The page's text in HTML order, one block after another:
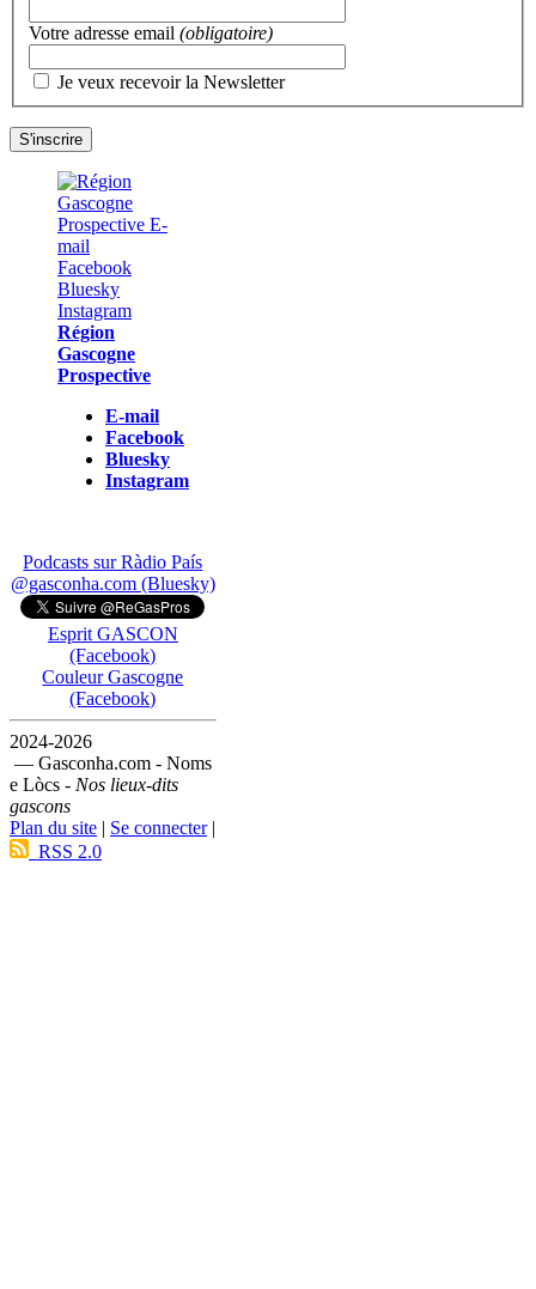
Votre adresse email (obligatoire)
Je veux recevoir la Newsletter
Région
Gascogne
Prospective
E-mail
Facebook
Bluesky
Instagram
Podcasts sur Ràdio País
@gasconha.com (Bluesky)
Esprit GASCON
(Facebook)
Couleur Gascogne
(Facebook)
2024-2026
— Gasconha.com - Noms
e Lòcs - Nos lieux-dits
gascons
Plan du site | Se connecter|
RSS 2.0